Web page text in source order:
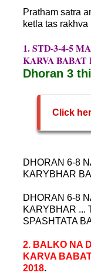
Pratham satra
ketla tas rakhva
1. STD-3-4-5
KARVA BABAT
Dhoran 3
Click
DHORAN 6-8
KARYBHAR
DHORAN 6-8
KARYBHAR ...
SPASHTATA
2. BALKO NA
KARVA
2018.